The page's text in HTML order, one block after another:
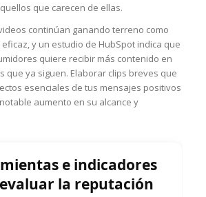
que carecen de ellas.
continúan ganando terreno como
y un estudio de HubSpot indica que
quiere recibir más contenido en
que ya siguen. Elaborar clips breves que
esenciales de tus mensajes positivos
aumento en su alcance y
e indicadores
la reputación